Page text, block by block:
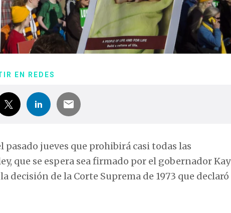
EN REDES
pasado jueves que prohibirá casi todas las
que se espera sea firmado por el gobernador Kay
decisión de la Corte Suprema de 1973 que declaró